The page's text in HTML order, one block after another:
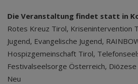
Die Veranstaltung findet statt in
Rotes Kreuz Tirol, Krisenintervention
Jugend, Evangelische Jugend,
Hospizgemeinschaft Tirol,
Festivalseelsorge Österreich, Diözese
Neu